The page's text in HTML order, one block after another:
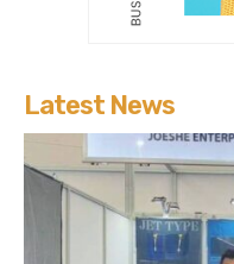
Latest News